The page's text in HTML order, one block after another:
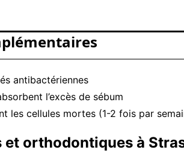
antibactériennes
l’excès de sébum
les cellules mortes (1-2 fois par
et orthodontiques à